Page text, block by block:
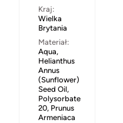
Kraj:
Wielka
Brytania
Materiał:
Aqua,
Helianthus
Annus
(Sunflower)
Seed Oil,
Polysorbate
20, Prunus
Armeniaca